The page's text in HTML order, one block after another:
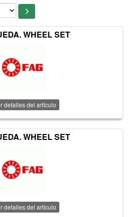
WHEEL SET
detalles del artículo
WHEEL SET
detalles del artículo